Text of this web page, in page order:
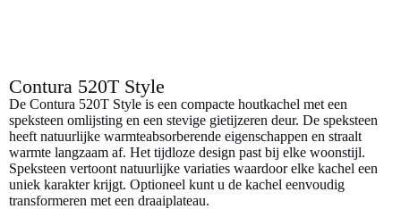
Contura 520T Style
De Contura 520T Style is een compacte houtkachel met een
speksteen omlijsting en een stevige gietijzeren deur. De speksteen
heeft natuurlijke warmteabsorberende eigenschappen en straalt
warmte langzaam af. Het tijdloze design past bij elke woonstijl.
Speksteen vertoont natuurlijke variaties waardoor elke kachel een
uniek karakter krijgt. Optioneel kunt u de kachel eenvoudig
transformeren met een draaiplateau.